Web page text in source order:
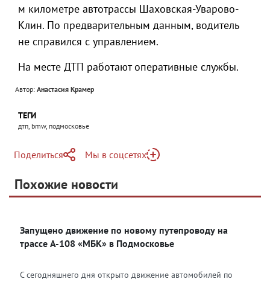
м километре автотрассы Шаховская-Уварово-
Клин. По предварительным данным, водитель
не справился с управлением.
На месте ДТП работают оперативные службы.
Автор: Анастасия Крамер
ТЕГИ
дтп, bmw, подмосковье
Поделиться
Telegram
Одноклассники
Мы в соцсетях
Яндекс Дзен
Похожие новости
Запущено движение по новому путепроводу на
трассе А-108 «МБК» в Подмосковье
С сегодняшнего дня открыто движение автомобилей по